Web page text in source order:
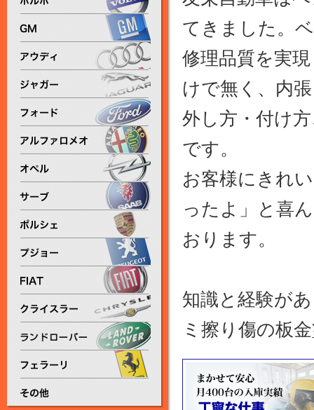
てきました。
修理品質を実
けで無く、内
外し方・付け
です。
お客様にきれ
ったよ」と喜
おります。
知識と経験が
ミ擦り傷の板